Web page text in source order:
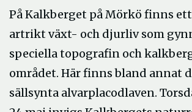
På Kalkberget på Mörkö finns
artrikt växt- och djurliv som
speciella topografin och
området. Här finns bland annat
sällsynta alvarplacodlaven.